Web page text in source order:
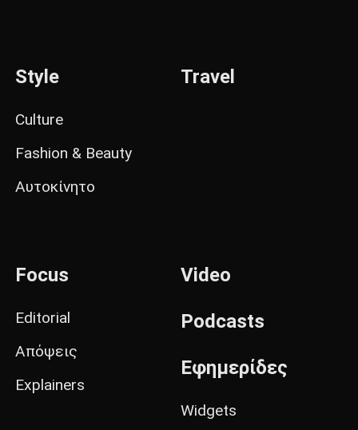
Style
Culture
Fashion & Beauty
Αυτοκίνητο
Travel
Focus
Editorial
Απόψεις
Explainers
Video
Podcasts
Εφημερίδες
Widgets